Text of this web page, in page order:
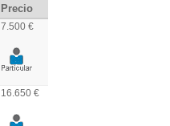
Precio
7.500 €
16.650 €